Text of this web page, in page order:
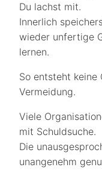
Du lachst mit.
Innerlich
wieder unfertige
lernen.
So entsteht keine
Vermeidung.
Viele
mit Schuldsuche.
Die
unangenehm